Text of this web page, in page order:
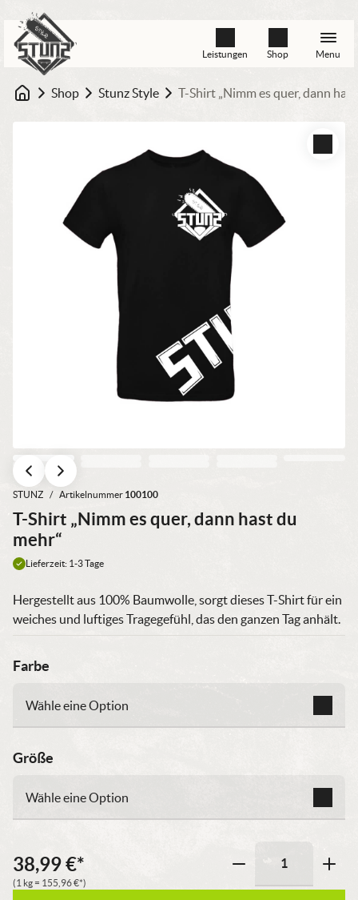
Leistungen Shop Menu
Startseite
Shop Stunz Style T-Shirt „Nimm es quer, dann
STUNZ / Artikelnummer 100100
T-Shirt „Nimm es quer, dann hast du
mehr“
Lieferzeit: 1-3 Tage
Hergestellt aus 100% Baumwolle, sorgt dieses T-Shirt für ein
weiches und luftiges Tragegefühl, das den ganzen Tag anhält.
Farbe
Wähle eine Option
Größe
Wähle eine Option
38,99€*
(1 kg = 155,96€*)
Shirt